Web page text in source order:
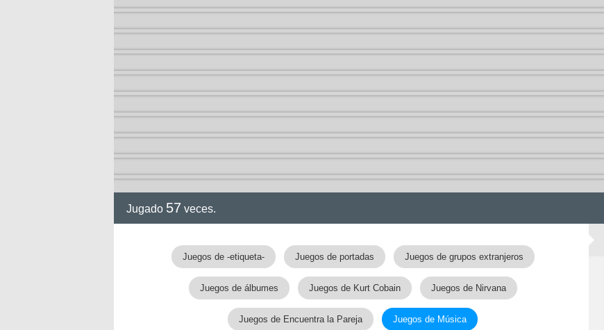
Jugado 57 veces.
Juegos de -etiqueta- Juegos de portadas Juegos de grupos extranjeros
Juegos de álbumes Juegos de Kurt Cobain Juegos de Nirvana
Juegos de Encuentra la Pareja Juegos de Música